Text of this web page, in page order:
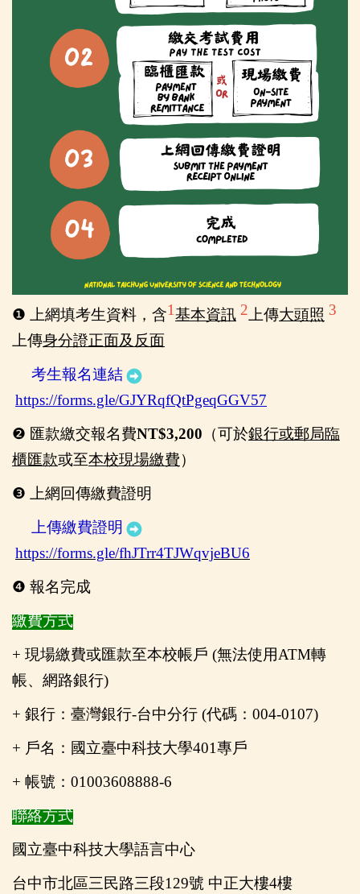
❶ 上網填考生資料，含1基本資訊 2 上傳大頭照 3
上傳身分證正面及反面
考生報名連結
https://forms.gle/GJYRqfQtPgeqGGV57
❷ 匯款繳交報名費NT$3,200 （可於銀行或郵局臨
櫃匯款或至本校現場繳費）
❸
上網回傳繳費證明
上傳繳費證明
https://forms.gle/fhJTrr4TJWqvjeBU6
❹ 報名完成
繳費方式
+ 現場繳費或匯款至本校帳戶 (無法使用ATM轉
帳、網路銀行)
+ 銀行：臺灣銀行-台中分行 (代碼：004-0107)
+ 戶名：國立臺中科技大學401專戶
+ 帳號：01003608888-6
聯絡方式
國立臺中科技大學語言中心
台中市北區三民路三段129號 中正大樓4樓